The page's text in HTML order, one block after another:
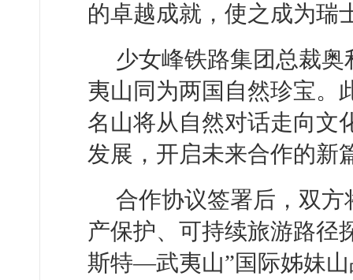
的卓越成就，使之成为瑞
少女峰铁路集团总裁奥
夷山同为两国自然珍宝。
名山将从自然对话走向文
发展，开启未来合作的新
合作协议签署后，双
产保护、可持续旅游路径
斯特—武夷山”国际姊妹